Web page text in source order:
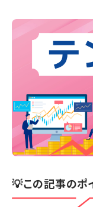
💡この記事のポ